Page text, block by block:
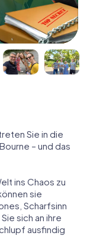
Sie in die
– und das
ins Chaos zu
sie
Scharfsinn
sich an ihre
ausfindig